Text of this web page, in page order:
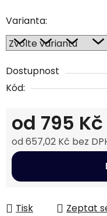
Varianta:
Dostupnost
Kód:
od 795 Kč
od657,02 Kč bez
Měrná cena:
Tisk Zeptat